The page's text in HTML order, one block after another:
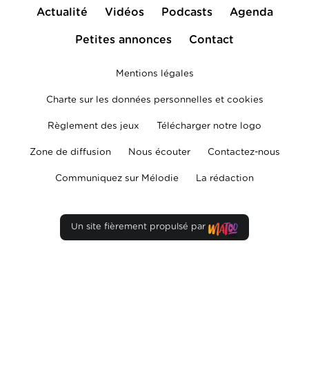
Actualité Vidéos Podcasts Agenda
Petites annonces Contact
Mentions légales
Charte sur les données personnelles et cookies
Règlement des jeux Télécharger notre logo
Zone de diffusion Nous écouter Contactez-nous
Communiquez sur Mélodie La rédaction
Un site fièrement propulsé par